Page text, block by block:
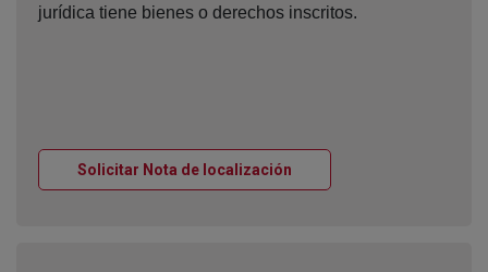
jurídica tiene bienes o derechos inscritos.
Solicitar Nota de localización